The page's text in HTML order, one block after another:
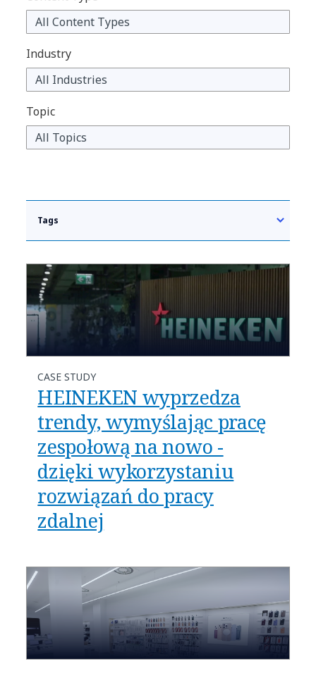
Industry
Topic
Tags
CASE STUDY
HEINEKEN wyprzedza
trendy, wymyślając pracę
zespołową na nowo -
dzięki wykorzystaniu
rozwiązań do pracy
zdalnej